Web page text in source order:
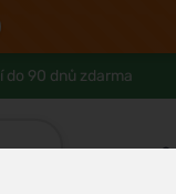
do 90 dnů zdarma